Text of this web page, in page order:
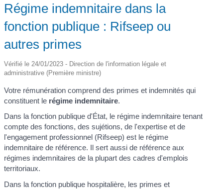
Régime indemnitaire dans la
fonction publique : Rifseep ou
autres primes
Vérifié le 24/01/2023 - Direction de l'information légale et
administrative (Première ministre)
Votre rémunération comprend des primes et indemnités qui
constituent le régime indemnitaire.
Dans la fonction publique d'État, le régime indemnitaire tenant
compte des fonctions, des sujétions, de l'expertise et de
l'engagement professionnel (Rifseep) est le régime
indemnitaire de référence. Il sert aussi de référence aux
régimes indemnitaires de la plupart des cadres d'emplois
territoriaux.
Dans la fonction publique hospitalière, les primes et